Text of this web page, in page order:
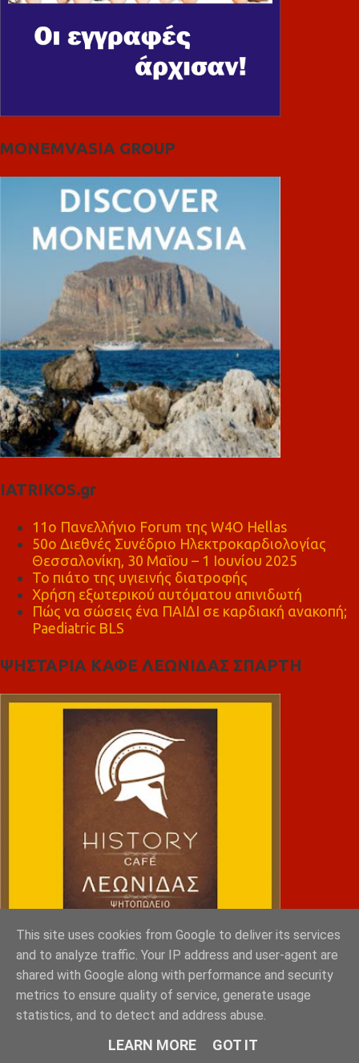
MONEMVASIA GROUP
IATRIKOS.gr
11ο Πανελλήνιο Forum της W4O Hellas
50ο Διεθνές Συνέδριο Ηλεκτροκαρδιολογίας
Θεσσαλονίκη, 30 Μαΐου – 1 Ιουνίου 2025
Το πιάτο της υγιεινής διατροφής
Χρήση εξωτερικού αυτόματου απινιδωτή
Πώς να σώσεις ένα ΠΑΙΔΙ σε καρδιακή ανακοπή;
Paediatric BLS
ΨΗΣΤΑΡΙΑ ΚΑΦΕ ΛΕΩΝΙΔΑΣ ΣΠΑΡΤΗ
NRG SPORTS
This site uses cookies from Google to deliver its services
and to analyze traffic. Your IP address and user-agent are
shared with Google along with performance and security
metrics to ensure quality of service, generate usage
statistics, and to detect and address abuse.
LEARN MORE GOT IT